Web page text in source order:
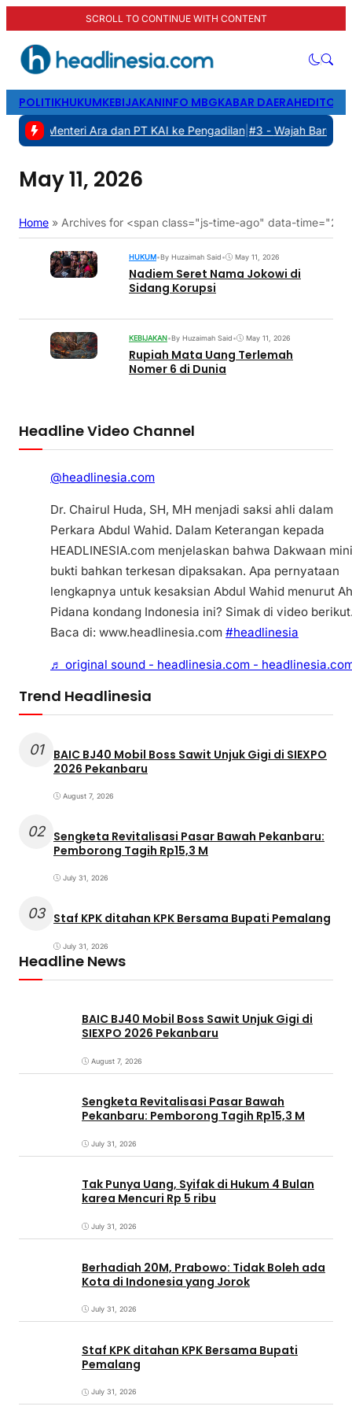
SCROLL TO CONTINUE WITH CONTENT
POLITIKHUKUMKEBIJAKANINFO MBGKABAR DAERAH
Menteri Ara dan PT KAI ke Pengadilan|#3 - Wajah Baru
May 11, 2026
Home » Archives for <span class="js-time-ago" data-
HUKUM•By Huzaimah Said• May 11, 2026
Nadiem Seret Nama Jokowi di
Sidang Korupsi
KEBIJAKAN•By Huzaimah Said• May 11, 2026
Rupiah Mata Uang Terlemah
Nomer 6 di Dunia
Headline Video Channel
@headlinesia.com
Dr. Chairul Huda, SH, MH menjadi saksi ahli dalam
Perkara Abdul Wahid. Dalam Keterangan kepada
HEADLINESIA.com menjelaskan bahwa Dakwaan
bukti bahkan terkesan dipaksakan. Apa pernyataan
lengkapnya untuk kesaksian Abdul Wahid menurut
Pidana kondang Indonesia ini? Simak di video
Baca di: www.headlinesia.com #headlinesia
♬ original sound - headlinesia.com -
Trend Headlinesia
01
BAIC BJ40 Mobil Boss Sawit Unjuk Gigi di SIEXPO
2026 Pekanbaru
August 7, 2026
02 Sengketa Revitalisasi Pasar Bawah Pekanbaru:
Pemborong Tagih Rp15,3 M
July 31, 2026
03 Staf KPK ditahan KPK Bersama Bupati Pemalang
July 31, 2026
Headline News
BAIC BJ40 Mobil Boss Sawit Unjuk Gigi di
SIEXPO 2026 Pekanbaru
August 7, 2026
Sengketa Revitalisasi Pasar Bawah
Pekanbaru: Pemborong Tagih Rp15,3 M
July 31, 2026
Tak Punya Uang, Syifak di Hukum 4 Bulan
karea Mencuri Rp 5 ribu
July 31, 2026
Berhadiah 20M, Prabowo: Tidak Boleh ada
Kota di Indonesia yang Jorok
July 31, 2026
Staf KPK ditahan KPK Bersama Bupati
Pemalang
July 31, 2026